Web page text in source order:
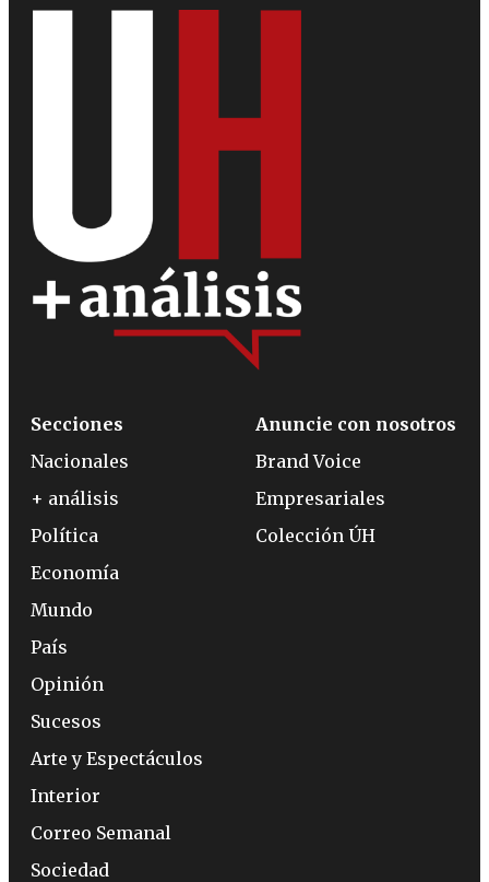
Secciones
Nacionales
+ análisis
Política
Economía
Mundo
País
Opinión
Sucesos
Arte y Espectáculos
Interior
Correo Semanal
Sociedad
Anuncie con nosotros
Brand Voice
Empresariales
Colección ÚH